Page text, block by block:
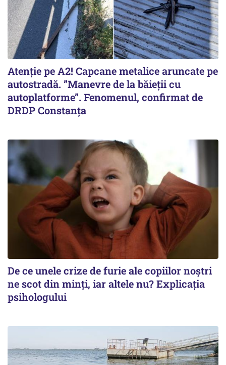
Atenție pe A2! Capcane metalice aruncate pe
autostradă. ”Manevre de la băieții cu
autoplatforme”. Fenomenul, confirmat de
DRDP Constanța
De ce unele crize de furie ale copiilor noștri
ne scot din minți, iar altele nu? Explicația
psihologului